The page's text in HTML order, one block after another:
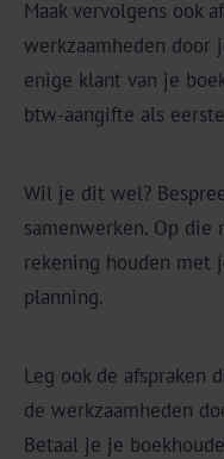
Maak vervolgens ook
werkzaamheden door
enige klant van je
btw-aangifte als
Wil je dit wel?
samenwerken. Op die
rekening houden met
planning.
Leg ook de afspraken
de werkzaamheden
Betaal je je